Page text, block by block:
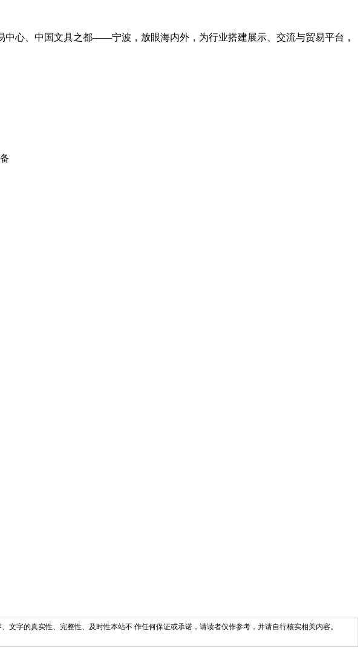
心、中国文具之都——宁波，放眼海内外，为行业搭建展示、交流与贸易平台，
字的真实性、完整性、及时性本站不 作任何保证或承诺，请读者仅作参考，并请自行核实相关内容。